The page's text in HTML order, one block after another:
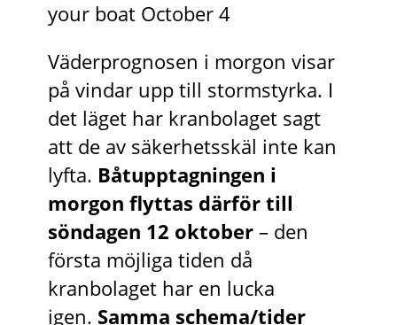
your boat October 4
Väderprognosen i morgon visar
på vindar upp till stormstyrka. I
det läget har kranbolaget sagt
att de av säkerhetsskäl inte kan
lyfta. Båtupptagningen i
morgon flyttas därför till
söndagen 12 oktober – den
första möjliga tiden då
kranbolaget har en lucka
igen. Samma schema/tider